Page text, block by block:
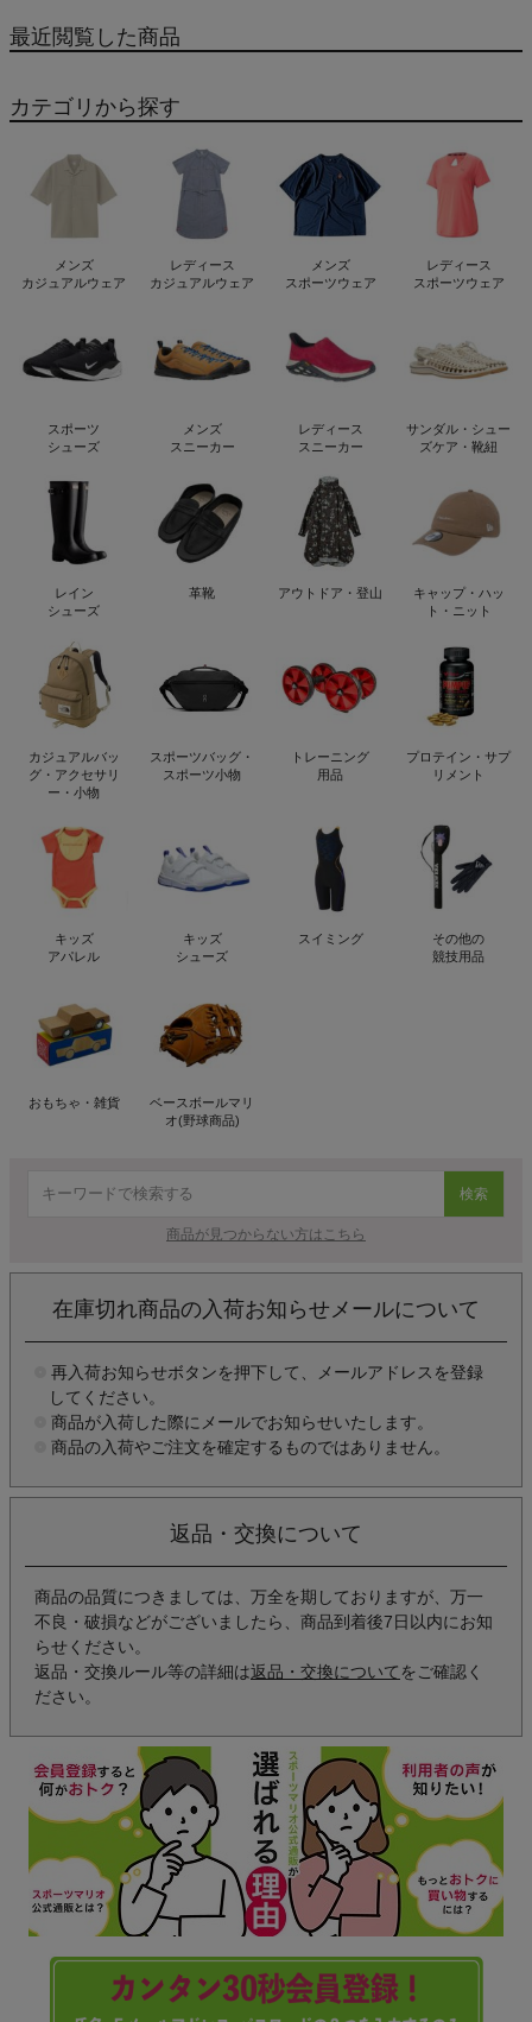
最近閲覧した商品
カテゴリから探す
メンズ
カジュアルウェア
レディース
カジュアルウェア
メンズ
スポーツウェア
レディース
スポーツウェア
スポーツ
シューズ
メンズ
スニーカー
レディース
スニーカー
サンダル・シュー
ズケア・靴紐
レイン
シューズ
革靴 アウトドア・登山
キャップ・ハッ
ト・ニット
カジュアルバッ
グ・アクセサリ
ー・小物
スポーツバッグ・
スポーツ小物
トレーニング
用品
プロテイン・サプ
リメント
キッズ
アパレル
キッズ
シューズ
スイミング
その他の
競技用品
おもちゃ・雑貨
ベースボールマリ
オ(野球商品)
検索
商品が見つからない方はこちら
在庫切れ商品の入荷お知らせメールについて
再入荷お知らせボタンを押下して、メールアドレスを登録
してください。
商品が入荷した際にメールでお知らせいたします。
商品の入荷やご注文を確定するものではありません。
返品・交換について
商品の品質につきましては、万全を期しておりますが、万一
不良・破損などがございましたら、商品到着後7日以内にお知
らせください。
返品・交換ルール等の詳細は返品・交換について をご確認く
ださい。